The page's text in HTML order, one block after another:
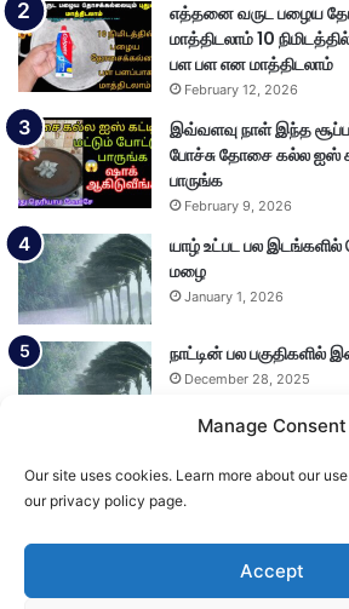
Manage Consent
Our site uses cookies. Learn more about our
our privacy policy page.
Accept
எத்தனை வருட பழைய
மாத்திடலாம் 10
பள பள என மாத்திடலாம்
February 12, 2026
இவ்வளவு நாள் இந்த
போச்சு தோசை கல்ல ஐஸ்
பாருங்க
February 9, 2026
யாழ் உட்பட பல
மழை
January 1, 2026
நாட்டின் பல பகுதிகளில்
December 28, 2025
Load More